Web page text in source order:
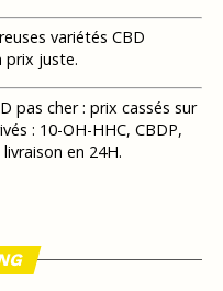
variétés CBD
prix juste.
pas cher : prix cassés sur
: 10-OH-HHC, CBDP,
en 24H.